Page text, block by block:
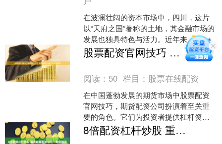
在波澜壮阔的资本市场中，四川，这片
以“天府之国”著称的土地，其金融市场的
发展也独具特色与活力。近年来，随着
投资者对资金杠杆需求的增长，配资行
业应运而生并不断发展....
股票配资官网技巧 中国期货配资公司：助您把握市场先机，实现财富增值
阅读： 50 栏目： 股票在线配资
在中国蓬勃发展的期货市场中股票配资
官网技巧，期货配资公司扮演着至关重
要的角色。它们为投资者提供杠杆资
金，帮助他们放大投资收益，同时降低
风险。 * **放大收益率....
8倍配资杠杆炒股 重庆股票配资公司：助您投资获利，成就财富梦想